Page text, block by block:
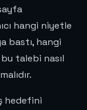
hangi niyetle
bastı, hangi
talebi nasıl
hedefini